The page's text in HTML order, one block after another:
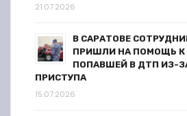
21.07.2026
В САРАТОВЕ
ПРИШЛИ НА ПОМОЩЬ
ПОПАВШЕЙ В ДТП ИЗ-
ПРИСТУПА
15.07.2026